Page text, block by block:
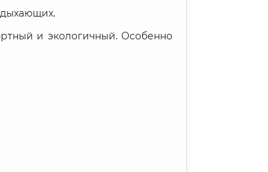
и экологичный. Особенно